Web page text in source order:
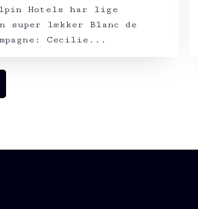
Hotels har lige
super lækker Blanc de
Cecilie...